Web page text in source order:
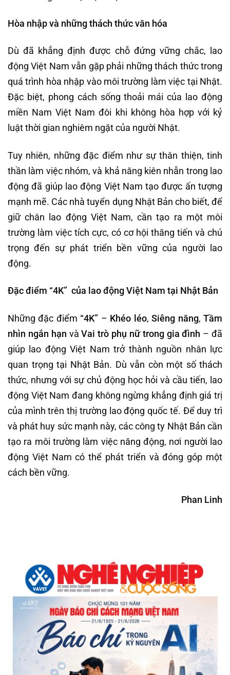
Hòa nhậpvà những thách thức văn hóa
Dù đã khẳng định được chỗ đứng vững chắc, lao
động Việt Nam vẫn gặp phải những thách thức trong
quá trình hòa nhập vào môi trường làm việc tại Nhật.
Đặc biệt, phong cách sống thoải mái của lao động
miền Nam Việt Nam đôi khi không hòa hợp với kỷ
luật thời gian nghiêm ngặt của người Nhật.
Tuy nhiên, những đặc điểm như sự thân thiện, tinh
thần làm việc nhóm, và khả năng kiên nhẫn trong lao
động đã giúp lao động Việt Nam tạo được ấn tượng
mạnh mẽ. Các nhà tuyển dụng Nhật Bản cho biết, để
giữ chân lao động Việt Nam, cần tạo ra một môi
trường làm việc tích cực, có cơ hội thăng tiến và chú
trọng đến sự phát triển bền vững của người lao
động.
Đặc điểm “4K” của lao động Việt Nam tại Nhật Bản
Những đặc điểm “4K” – Khéo léo,Siêng năng,Tầm
nhìn ngắn hạn vàVai trò phụ nữ trong gia đình – đã
giúp lao động Việt Nam trở thành nguồn nhân lực
quan trọng tại Nhật Bản. Dù vẫn còn một số thách
thức, nhưng với sự chủ động học hỏi và cầu tiến, lao
động Việt Nam đang không ngừng khẳng định giá trị
của mình trên thị trường lao động quốc tế. Để duy trì
và phát huy sức mạnh này, các công ty Nhật Bản cần
tạo ra môi trường làm việc năng động, nơi người lao
động Việt Nam có thể phát triển và đóng góp một
cách bền vững.
Phan Linh